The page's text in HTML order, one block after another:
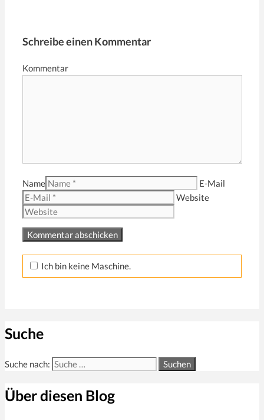
Schreibe einen Kommentar
Kommentar
Name
E-Mail
Website
Ich bin keine Maschine.
Suche
Suche nach:
Über diesen Blog